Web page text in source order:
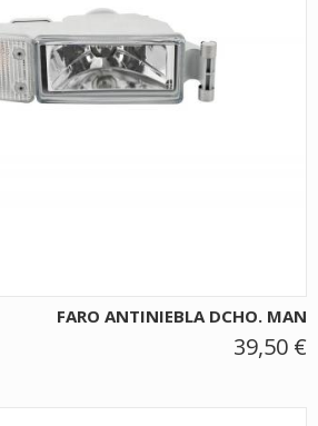
FARO ANTINIEBLA DCHO. MAN
39,50 €